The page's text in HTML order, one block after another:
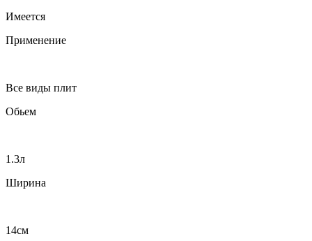
Имеется
Применение
Все виды плит
Обьем
1.3л
Ширина
14см